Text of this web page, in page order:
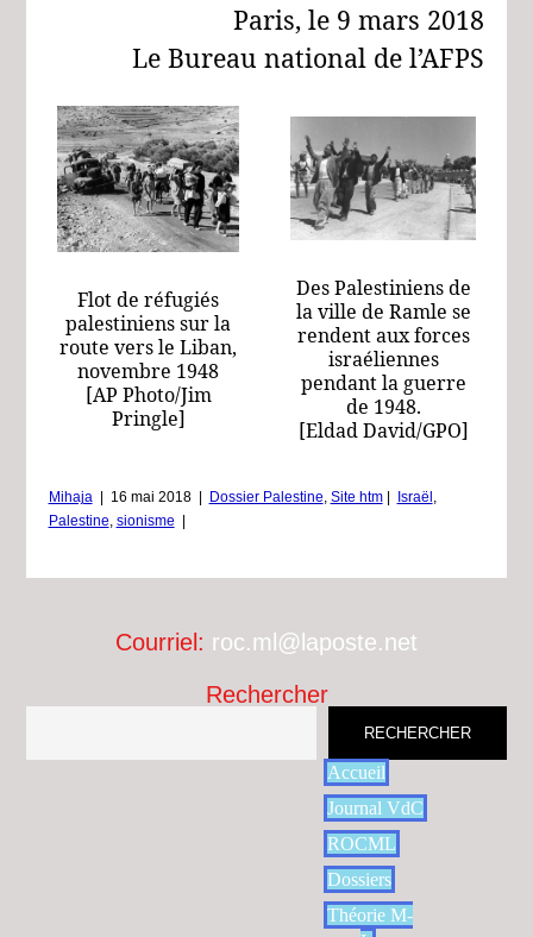
Paris, le 9 mars 2018
Le Bureau national de l’AFPS
Flot de réfugiés
palestiniens sur la
route vers le Liban,
novembre 1948
[AP Photo/Jim
Pringle]
Des Palestiniens de
la ville de Ramle se
rendent aux forces
israéliennes
pendant la guerre
de 1948.
[Eldad David/GPO]
Mihaja 16 mai 2018 Dossier Palestine Site htm Israël
Palestine sionisme
Courriel: roc.ml@laposte.net
Rechercher
RECHERCHER
Accueil
Journal VdC
ROCML
Dossiers
Théorie M-